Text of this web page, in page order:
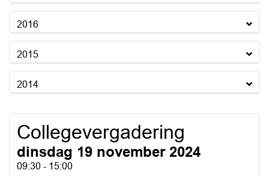
2016
2015
2014
Collegevergadering
dinsdag 19 november 2024
09:30 - 15:00